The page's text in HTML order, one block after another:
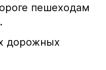
пешеходам
дорожных